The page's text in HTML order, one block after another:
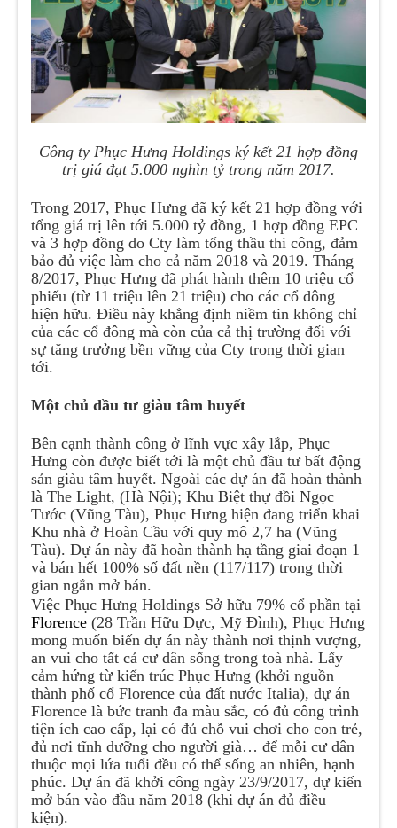
Công ty Phục Hưng Holdings ký kết 21 hợp đồng
trị giá đạt 5.000 nghìn tỷ trong năm 2017.
Trong 2017, Phục Hưng đã ký kết 21 hợp đồng với
tổng giá trị lên tới 5.000 tỷ đồng, 1 hợp đồng EPC
và 3 hợp đồng do Cty làm tổng thầu thi công, đảm
bảo đủ việc làm cho cả năm 2018 và 2019. Tháng
8/2017, Phục Hưng đã phát hành thêm 10 triệu cổ
phiếu (từ 11 triệu lên 21 triệu) cho các cổ đông
hiện hữu. Điều này khẳng định niềm tin không chỉ
của các cổ đông mà còn của cả thị trường đối với
sự tăng trưởng bền vững của Cty trong thời gian
tới.
Một chủ đầu tư giàu tâm huyết
Bên cạnh thành công ở lĩnh vực xây lắp, Phục
Hưng còn được biết tới là một chủ đầu tư bất động
sản giàu tâm huyết. Ngoài các dự án đã hoàn thành
là The Light, (Hà Nội); Khu Biệt thự đồi Ngọc
Tước (Vũng Tàu), Phục Hưng hiện đang triển khai
Khu nhà ở Hoàn Cầu với quy mô 2,7 ha (Vũng
Tàu). Dự án này đã hoàn thành hạ tầng giai đoạn 1
và bán hết 100% số đất nền (117/117) trong thời
gian ngắn mở bán.
Việc Phục Hưng Holdings Sở hữu 79% cổ phần tại
Florence (28 Trần Hữu Dực, Mỹ Đình), Phục Hưng
mong muốn biến dự án này thành nơi thịnh vượng,
an vui cho tất cả cư dân sống trong toà nhà. Lấy
cảm hứng từ kiến trúc Phục Hưng (khởi nguồn
thành phố cổ Florence của đất nước Italia), dự án
Florence là bức tranh đa màu sắc, có đủ công trình
tiện ích cao cấp, lại có đủ chỗ vui chơi cho con trẻ,
đủ nơi tĩnh dưỡng cho người già… để mỗi cư dân
thuộc mọi lứa tuổi đều có thể sống an nhiên, hạnh
phúc. Dự án đã khởi công ngày 23/9/2017, dự kiến
mở bán vào đầu năm 2018 (khi dự án đủ điều
kiện).